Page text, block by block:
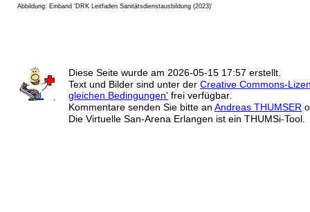
Abbildung: Einband 'DRK Leitfaden Sanitätsdienstausbildung (2023)'
Diese Seite wurde am 2026-05-15 17:57 erstellt.
Text und Bilder sind unter der Creative Commons-
gleichen Bedingungen' frei verfügbar.
Kommentare senden Sie bitte an Andreas THUMSER
Die Virtuelle San-Arena Erlangen ist ein THUMSi-Tool.